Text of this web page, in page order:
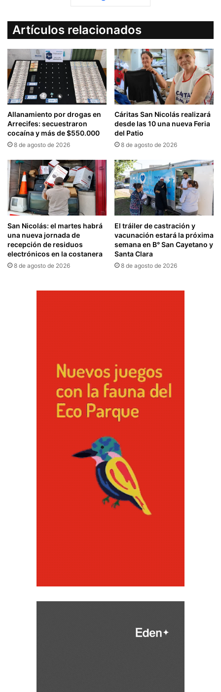
Artículos relacionados
Allanamiento por drogas en
Arrecifes: secuestraron
cocaína y más de $550.000
8 de agosto de 2026
Cáritas San Nicolás realizará
desde las 10 una nueva Feria
del Patio
8 de agosto de 2026
San Nicolás: el martes habrá
una nueva jornada de
recepción de residuos
electrónicos en la costanera
8 de agosto de 2026
El tráiler de castración y
vacunación estará la próxima
semana en B° San Cayetano y
Santa Clara
8 de agosto de 2026